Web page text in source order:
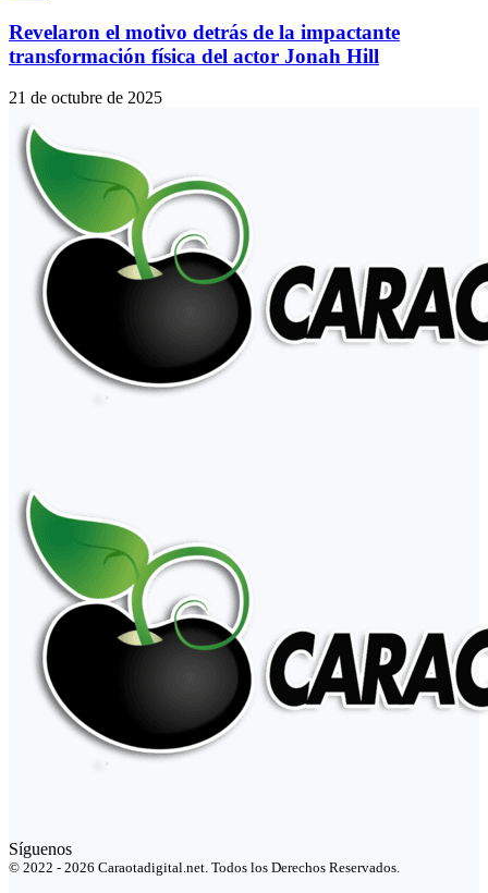
Revelaron el motivo detrás de la impactante
transformación física del actor Jonah Hill
21 de octubre de 2025
Síguenos
© 2022 - 2026 Caraotadigital.net. Todos los Derechos Reservados.